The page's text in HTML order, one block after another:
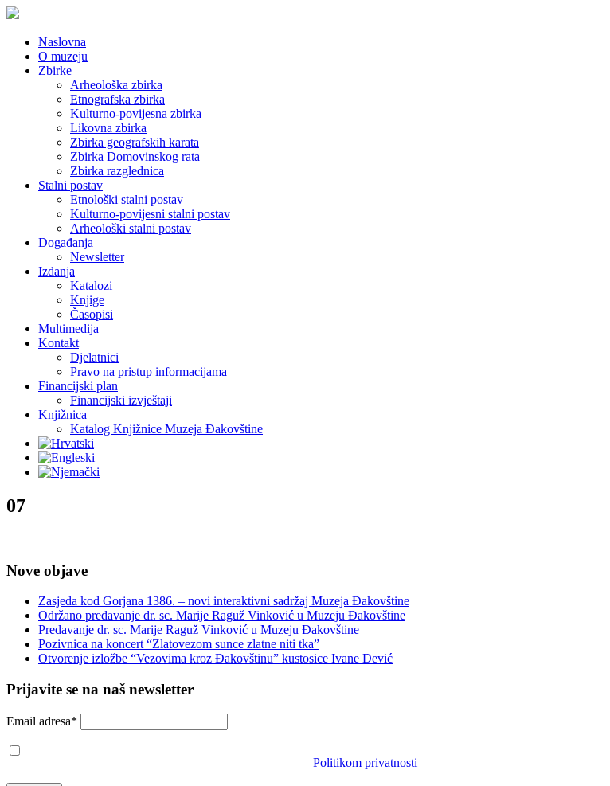
Naslovna
O muzeju
Zbirke
Arheološka zbirka
Etnografska zbirka
Kulturno-povijesna zbirka
Likovna zbirka
Zbirka geografskih karata
Zbirka Domovinskog rata
Zbirka razglednica
Stalni postav
Etnološki stalni postav
Kulturno-povijesni stalni postav
Arheološki stalni postav
Događanja
Newsletter
Izdanja
Katalozi
Knjige
Časopisi
Multimedija
Kontakt
Djelatnici
Pravo na pristup informacijama
Financijski plan
Financijski izvještaji
Knjižnica
Katalog Knjižnice Muzeja Đakovštine
07
Nove objave
Zasjeda kod Gorjana 1386. – novi interaktivni sadržaj Muzeja Đakovštine
Održano predavanje dr. sc. Marije Raguž Vinković u Muzeju Đakovštine
Predavanje dr. sc. Marije Raguž Vinković u Muzeju Đakovštine
Pozivnica na koncert “Zlatovezom sunce zlatne niti tka”
Otvorenje izložbe “Vezovima kroz Đakovštinu” kustosice Ivane Dević
Prijavite se na naš newsletter
Email adresa*
Politikom privatnosti